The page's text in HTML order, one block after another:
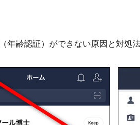
年齢認証）ができない原因と対処